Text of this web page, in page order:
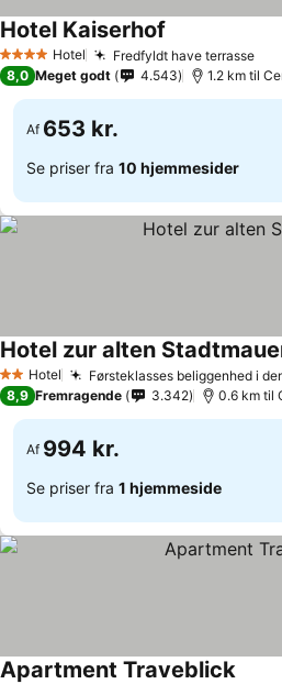
4 StjernerHotel Fredfyldt have terrasse
Hotel Kaiserhof
8,0 Meget godt 4.543 1.2 km til
Af 653 kr.
Se priser fra 10 hjemmesider
2 Stjerner
Hotel Førsteklasses beliggenhed i
Hotel zur alten
8,9 Fremragende 3.342 0.6 km til
Af 994 kr.
Se priser fra 1 hjemmeside
Apartment Traveblick